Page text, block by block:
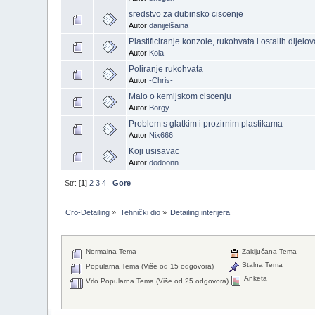
sredstvo za dubinsko ciscenje
Autordanijelšaina
Plastificiranje konzole, rukohvata i ostalih
Autor Kola
Poliranje rukohvata
Autor-Chris-
Malo o kemijskom ciscenju
Autor Borgy
Problem s glatkim i prozirnim plastikama
Autor Nix666
Koji usisavac
Autordodoonn
Str: [1]2 3 4 Gore
Cro-Detailing » Tehnički dio» Detailing interijera
Normalna Tema
Popularna Tema (Više od 15 odgovora)
Vrlo Popularna Tema (Više od 25 odgovora)
Zaključana Tema
Stalna Tema
Anketa